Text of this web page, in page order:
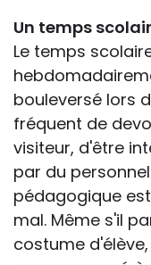
Un temps
Le temps
bouleversé lors
fréquent de
visiteur, d'être
par du
pédagogique
mal. Même s'il
costume